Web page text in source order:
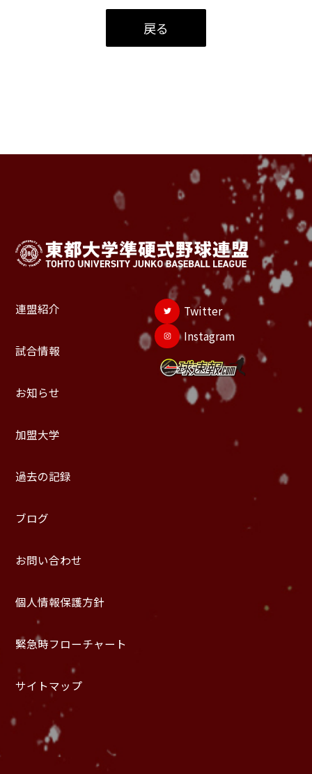
戻る
連盟紹介
試合情報
お知らせ
加盟大学
過去の記録
ブログ
お問い合わせ
個人情報保護方針
緊急時フローチャート
サイトマップ
Twitter
Instagram